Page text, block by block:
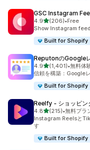
GSC Instagram
4.95つ星中
(206)
合計レビュー数：206件
•Free
Show Instagram
Built for Shopify
ReputonのGoogle
4.95つ星中
(1,401)
合計レビュー数：
•無料体
信頼を構築：Google
Built for Shopify
Reelfy ‑ ショッピン
4.85つ星中
(215)
合計レビュー数：215
•無料プラ
Instagram Reelsと
す
Built for Shopify